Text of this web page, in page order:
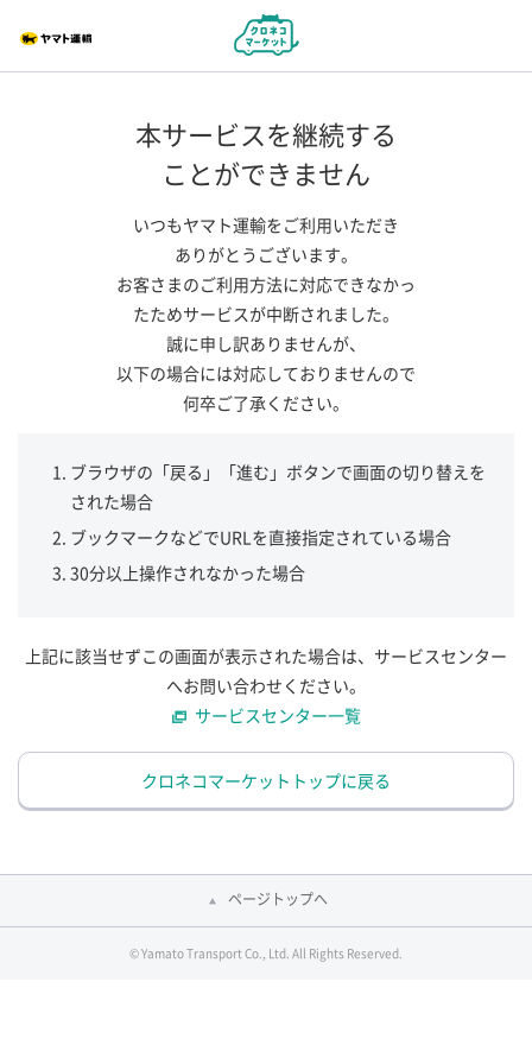
本サービスを継続する
ことができません
いつもヤマト運輸をご利用いただき
ありがとうございます。
お客さまのご利用方法に対応できなかっ
たためサービスが中断されました。
誠に申し訳ありませんが、
以下の場合には対応しておりませんので
何卒ご了承ください。
ブラウザの「戻る」「進む」ボタンで画面の切り替えを
された場合
ブックマークなどでURLを直接指定されている場合
30分以上操作されなかった場合
上記に該当せずこの画面が表示された場合は、サービスセンター
へお問い合わせください。
サービスセンター一覧
クロネコマーケットトップに戻る
ページトップへ
© Yamato Transport Co., Ltd. All Rights Reserved.